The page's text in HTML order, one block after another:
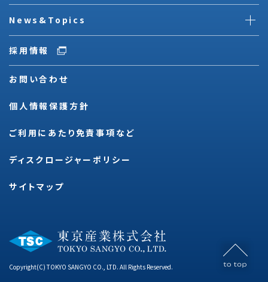
News&Topics
採用情報
お問い合わせ
個人情報保護方針
ご利用にあたり免責事項など
ディスクロージャーポリシー
サイトマップ
Copyright(C) TOKYO SANGYO CO., LTD. All Rights Reserved.